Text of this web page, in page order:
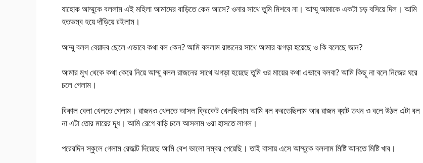
যাহোক আম্মুকে বললাম এই মহিলা আমাদের বাড়িতে কেন আসে? ওনার সাথে তুমি মিশবে না। আম্মু আমাকে একটা চড় বসিয়ে দিল। আমি
হতভম্ব হয়ে দাঁড়িয়ে রইলাম।
আম্মু বলল বেয়াদব ছেলে এভাবে কথা বল কেন? আমি বললাম রাজনের সাথে আমার ঝগড়া হয়েছে ও কি বলেছে জান?
আমার মুখ থেকে কথা কেরে নিয়ে আম্মু বলল রাজনের সাথে ঝগড়া হয়েছে তুমি ওর মায়ের কথা এভাবে বলবা? আমি কিছু না বলে নিজের ঘরে
চলে গেলাম।
বিকাল বেলা খেলতে গেলাম। রাজনও খেলতে আসল ক্রিকেট খেলছিলাম আমি বল করতেছিলাম আর রাজন ব্যাট তখন ও বলে উঠল এটা বল
না এটা তোর মায়ের দূধ। আমি রেগে বাড়ি চলে আসলাম ওরা হাসতে লাগল।
পরেরদিন স্কুলে গেলাম রেজাল্ট দিয়েছে আমি বেশ ভালো নম্বর পেয়েছি। তাই বাসায় এসে আম্মুকে বললাম মিষ্টি আনতে মিষ্টি খাব।